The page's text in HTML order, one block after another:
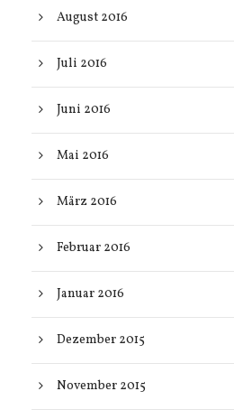
August 2016
Juli 2016
Juni 2016
Mai 2016
März 2016
Februar 2016
Januar 2016
Dezember 2015
November 2015